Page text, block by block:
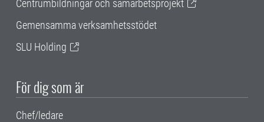
Centrumbildningar och samarbetsprojekt
Gemensamma verksamhetsstödet
SLU Holding
För dig som är
Chef/ledare